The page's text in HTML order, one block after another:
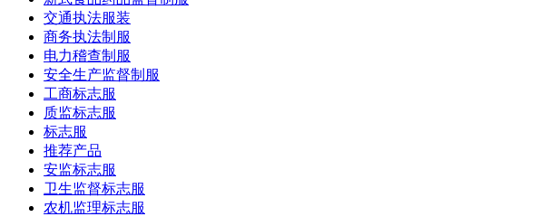
交通执法服装
商务执法制服
电力稽查制服
安全生产监督制服
工商标志服
质监标志服
标志服
推荐产品
安监标志服
卫生监督标志服
农机监理标志服